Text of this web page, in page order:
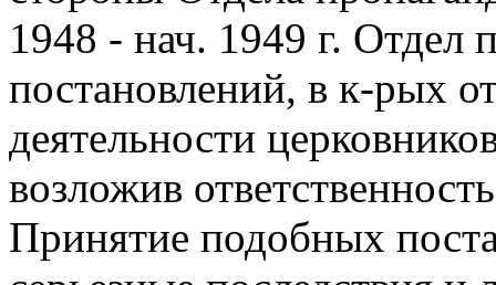
1948 - нач. 1949 г. Отдел
постановлений, в к-рых
деятельности
возложив
Принятие подобных